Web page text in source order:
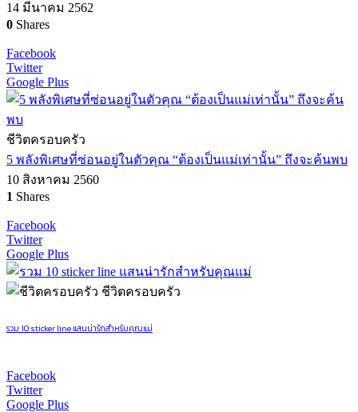
14 มีนาคม 2562
0 Shares
Facebook
Twitter
Google Plus
ชีวิตครอบครัว
5 พลังพิเศษที่ซ่อนอยู่ในตัวคุณ “ต้องเป็นแม่เท่านั้น” ถึงจะค้นพบ
10 สิงหาคม 2560
1 Shares
Facebook
Twitter
Google Plus
ชีวิตครอบครัว
รวม 10 sticker line แสนน่ารักสำหรับคุณแม่
Facebook
Twitter
Google Plus